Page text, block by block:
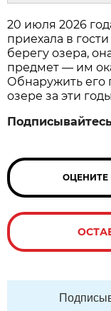
20 июля 2026
приехала в
берегу озера,
предмет — им
Обнаружить его
озере за эти